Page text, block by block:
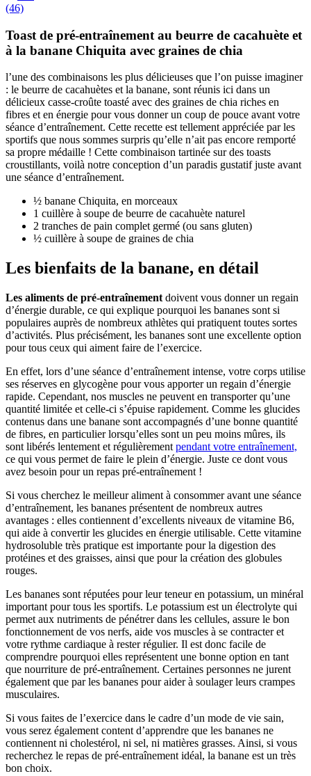
(46)
Toast de pré-entraînement au beurre de cacahuète et
à la banane Chiquita avec graines de chia
l’une des combinaisons les plus délicieuses que l’on puisse imaginer
: le beurre de cacahuètes et la banane, sont réunis ici dans un
délicieux casse-croûte toasté avec des graines de chia riches en
fibres et en énergie pour vous donner un coup de pouce avant votre
séance d’entraînement. Cette recette est tellement appréciée par les
sportifs que nous sommes surpris qu’elle n’ait pas encore remporté
sa propre médaille ! Cette combinaison tartinée sur des toasts
croustillants, voilà notre conception d’un paradis gustatif juste avant
une séance d’entraînement.
½ banane Chiquita, en morceaux
1 cuillère à soupe de beurre de cacahuète naturel
2 tranches de pain complet germé (ou sans gluten)
½ cuillère à soupe de graines de chia
Les bienfaits de la banane, en détail
Les aliments de pré-entraînement doivent vous donner un regain
d’énergie durable, ce qui explique pourquoi les bananes sont si
populaires auprès de nombreux athlètes qui pratiquent toutes sortes
d’activités. Plus précisément, les bananes sont une excellente option
pour tous ceux qui aiment faire de l’exercice.
En effet, lors d’une séance d’entraînement intense, votre corps utilise
ses réserves en glycogène pour vous apporter un regain d’énergie
rapide. Cependant, nos muscles ne peuvent en transporter qu’une
quantité limitée et celle-ci s’épuise rapidement. Comme les glucides
contenus dans une banane sont accompagnés d’une bonne quantité
de fibres, en particulier lorsqu’elles sont un peu moins mûres, ils
sont libérés lentement et régulièrement pendant votre entraînement,
ce qui vous permet de faire le plein d’énergie. Juste ce dont vous
avez besoin pour un repas pré-entraînement !
Si vous cherchez le meilleur aliment à consommer avant une séance
d’entraînement, les bananes présentent de nombreux autres
avantages : elles contiennent d’excellents niveaux de vitamine B6,
qui aide à convertir les glucides en énergie utilisable. Cette vitamine
hydrosoluble très pratique est importante pour la digestion des
protéines et des graisses, ainsi que pour la création des globules
rouges.
Les bananes sont réputées pour leur teneur en potassium, un minéral
important pour tous les sportifs. Le potassium est un électrolyte qui
permet aux nutriments de pénétrer dans les cellules, assure le bon
fonctionnement de vos nerfs, aide vos muscles à se contracter et
votre rythme cardiaque à rester régulier. Il est donc facile de
comprendre pourquoi elles représentent une bonne option en tant
que nourriture de pré-entraînement. Certaines personnes ne jurent
également que par les bananes pour aider à soulager leurs crampes
musculaires.
Si vous faites de l’exercice dans le cadre d’un mode de vie sain,
vous serez également content d’apprendre que les bananes ne
contiennent ni cholestérol, ni sel, ni matières grasses. Ainsi, si vous
recherchez le repas de pré-entraînement idéal, la banane est un très
bon choix.